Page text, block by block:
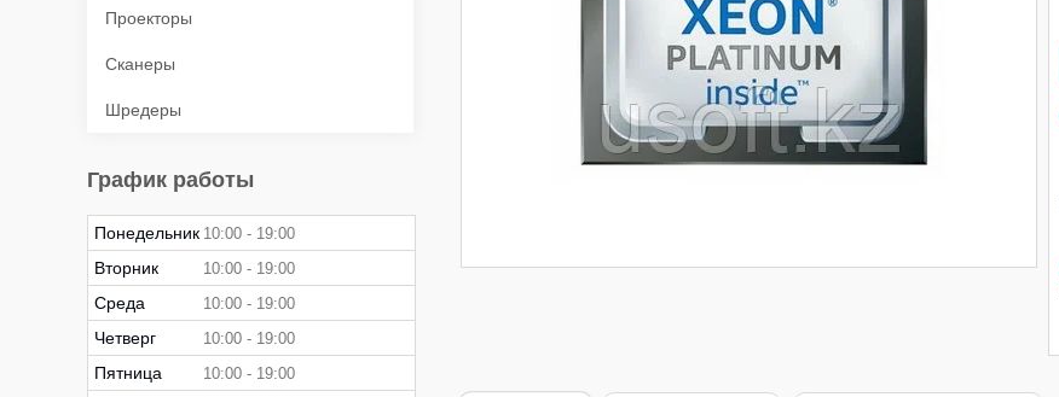
Проекторы
Сканеры
Шредеры
График работы
Понедельник 10:00 19:00
Вторник 10:00 19:00
Среда 10:00 19:00
Четверг 10:00 19:00
Пятница 10:00 19:00